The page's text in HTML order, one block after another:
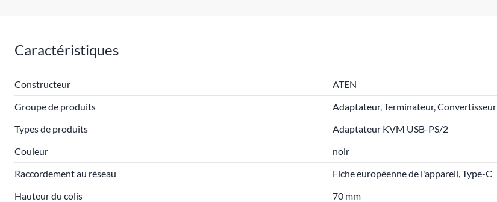
Caractéristiques
Constructeur
ATEN
Groupe de produits
Adaptateur, Terminateur, Convertisseur
Types de produits
Adaptateur KVM USB-PS/2
Couleur
noir
Raccordement au réseau
Fiche européenne de l'appareil, Type-C
Hauteur du colis
70 mm